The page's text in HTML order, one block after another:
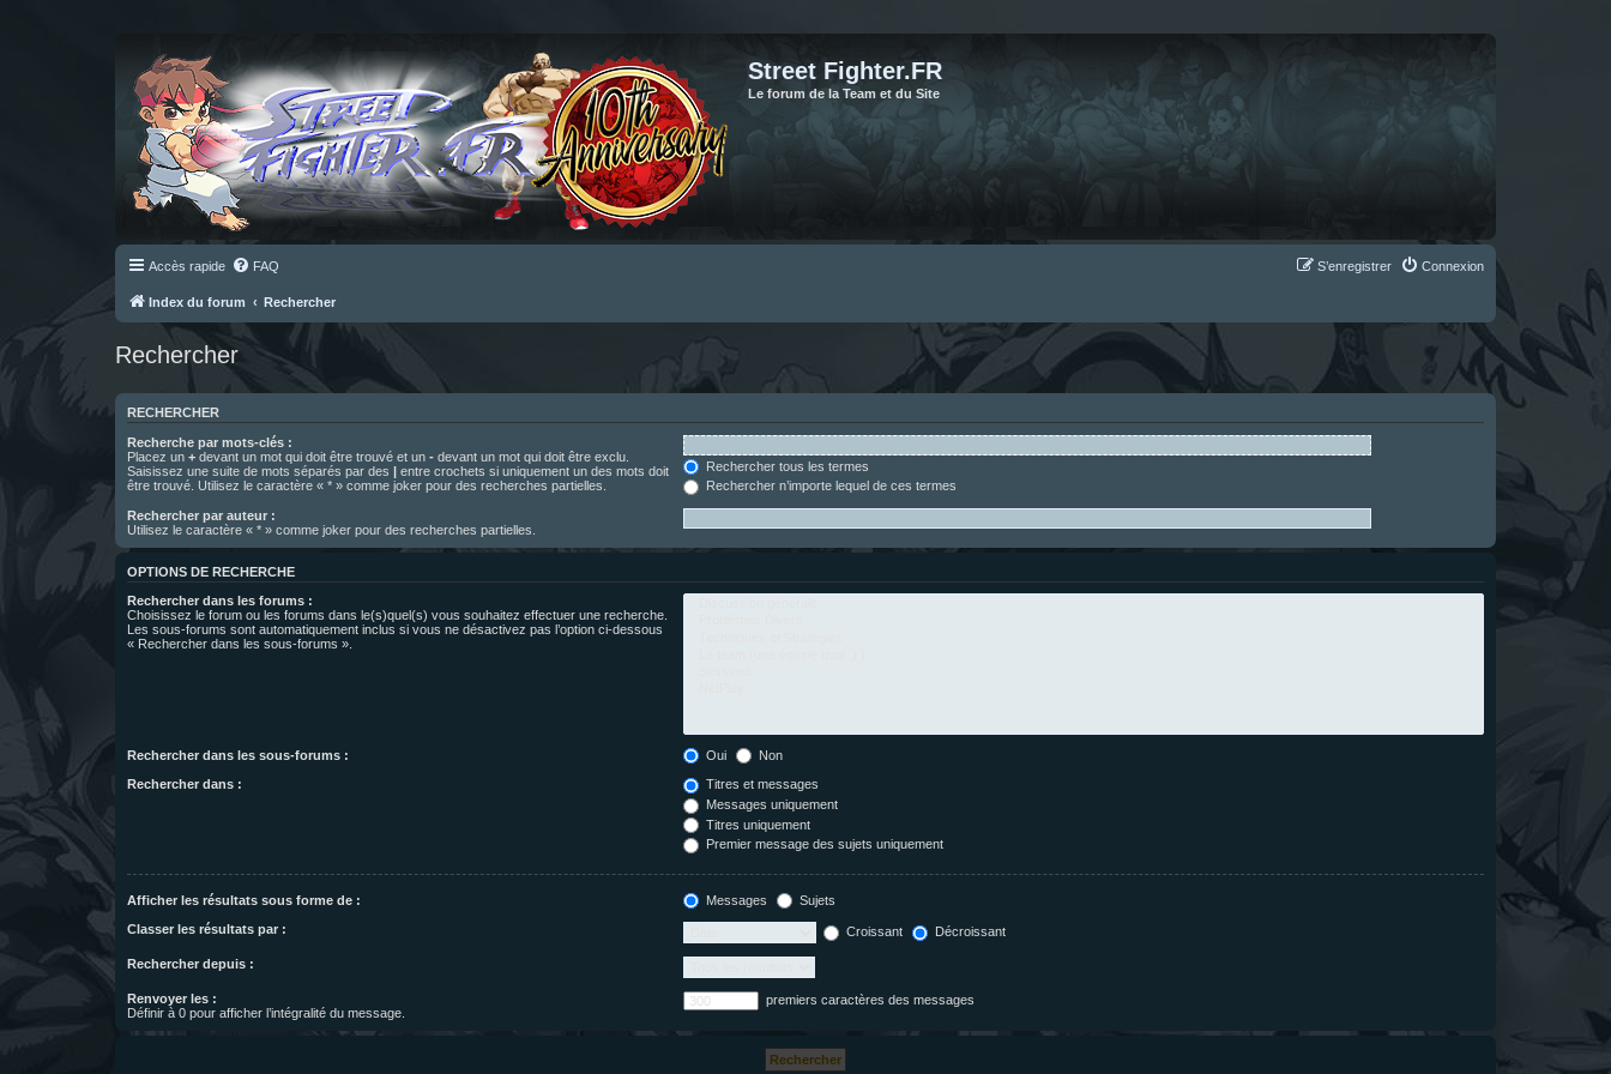
Street Fighter.FR
Le forum de la Team et du Site
Accès rapide FAQ Connexion
S’enregistrer
Index du forum Rechercher
Rechercher
RECHERCHER
Recherche par mots-clés :
Placez un + devant un mot qui doit être trouvé et un - devant un mot qui doit être exclu.
Saisissez une suite de mots séparés par des | entre crochets si uniquement un des mots doit
être trouvé. Utilisez le caractère « * » comme joker pour des recherches partielles.
Rechercher tous les termes
Rechercher n’importe lequel de ces termes
Rechercher par auteur :
Utilisez le caractère « * » comme joker pour des recherches partielles.
OPTIONS DE RECHERCHE
Rechercher dans les forums :
Choisissez le forum ou les forums dans le(s)quel(s) vous souhaitez effectuer une recherche.
Les sous-forums sont automatiquement inclus si vous ne désactivez pas l’option ci-dessous
« Rechercher dans les sous-forums ».
Rechercher dans les sous-forums : Oui Non
Rechercher dans :
Titres et messages
Messages uniquement
Titres uniquement
Premier message des sujets uniquement
Afficher les résultats sous forme de : Messages Sujets
Classer les résultats par : Croissant Décroissant
Rechercher depuis :
Renvoyer les :
Définir à 0 pour afficher l’intégralité du message.
premiers caractères des messages